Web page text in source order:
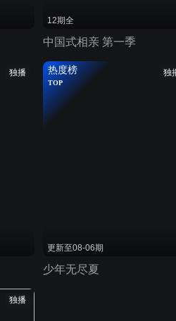
12期全
中国式相亲 第一季
独播 独
热度榜
TOP
更新至08-06期
少年无尽夏
独播